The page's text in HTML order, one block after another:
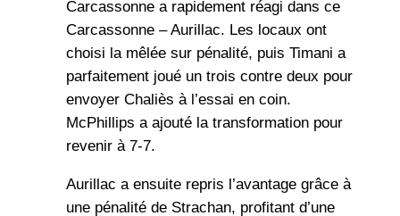
Carcassonne a rapidement réagi dans ce
Carcassonne – Aurillac. Les locaux ont
choisi la mêlée sur pénalité, puis Timani a
parfaitement joué un trois contre deux pour
envoyer Chaliès à l’essai en coin.
McPhillips a ajouté la transformation pour
revenir à 7-7.
Aurillac a ensuite repris l’avantage grâce à
une pénalité de Strachan, profitant d’une